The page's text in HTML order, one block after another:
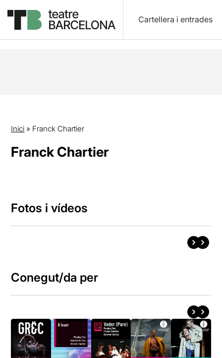
Cartellera i entrades
Inici » Franck Chartier
Franck Chartier
Fotos i vídeos
Conegut/da per